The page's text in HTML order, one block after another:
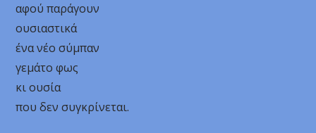
αφού παράγουν
ουσιαστικά
ένα νέο σύμπαν
γεμάτο φως
κι ουσία
που δεν συγκρίνεται.